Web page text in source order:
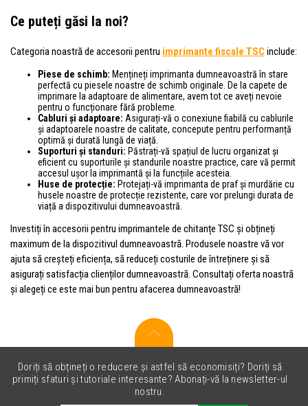
Ce puteți găsi la noi?
Categoria noastră de accesorii pentru imprimante fiscale TSC include:
Piese de schimb: Mențineți imprimanta dumneavoastră în stare
perfectă cu piesele noastre de schimb originale. De la capete de
imprimare la adaptoare de alimentare, avem tot ce aveți nevoie
pentru o funcționare fără probleme.
Cabluri și adaptoare: Asigurați-vă o conexiune fiabilă cu cablurile
și adaptoarele noastre de calitate, concepute pentru performanță
optimă și durată lungă de viață.
Suporturi și standuri: Păstrați-vă spațiul de lucru organizat și
eficient cu suporturile și standurile noastre practice, care vă permit
accesul ușor la imprimantă și la funcțiile acesteia.
Huse de protecție: Protejați-vă imprimanta de praf și murdărie cu
husele noastre de protecție rezistente, care vor prelungi durata de
viață a dispozitivului dumneavoastră.
Investiți în accesorii pentru imprimantele de chitanțe TSC și obțineți
maximum de la dispozitivul dumneavoastră. Produsele noastre vă vor
ajuta să creșteți eficiența, să reduceți costurile de întreținere și să
asigurați satisfacția clienților dumneavoastră. Consultați oferta noastră
și alegeți ce este mai bun pentru afacerea dumneavoastră!
Doriți să obțineți o reducere și astfel să economisiți? Doriți să
primiți sfaturi și tutoriale interesante? Abonați-vă la newsletter-ul
nostru.